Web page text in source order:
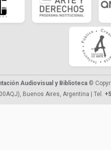
Audiovisual y Biblioteca ©
Buenos Aires, Argentina | Tel.